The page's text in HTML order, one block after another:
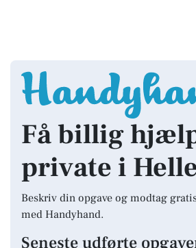
Få billig
private i
Beskriv din opgave og modtag
med Handyhand.
Seneste udførte